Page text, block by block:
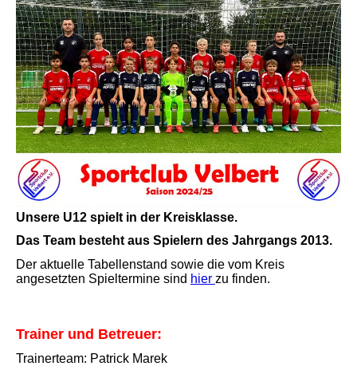
Unsere U12 spielt in der Kreisklasse.
Das Team besteht aus Spielern des Jahrgangs 2013.
Der aktuelle Tabellenstand sowie die vom Kreis
angesetzten Spieltermine sind hier zu finden.
Trainer und Betreuer:
Trainerteam: Patrick Marek